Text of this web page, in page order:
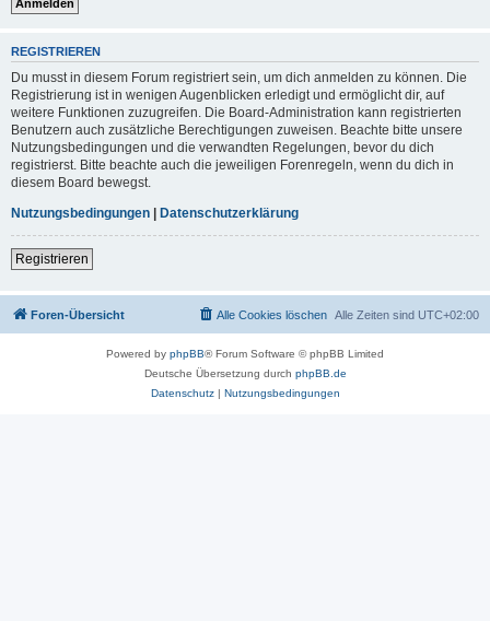
REGISTRIEREN
Du musst in diesem Forum registriert sein, um dich anmelden zu können. Die
Registrierung ist in wenigen Augenblicken erledigt und ermöglicht dir, auf
weitere Funktionen zuzugreifen. Die Board-Administration kann registrierten
Benutzern auch zusätzliche Berechtigungen zuweisen. Beachte bitte unsere
Nutzungsbedingungen und die verwandten Regelungen, bevor du dich
registrierst. Bitte beachte auch die jeweiligen Forenregeln, wenn du dich in
diesem Board bewegst.
Nutzungsbedingungen | Datenschutzerklärung
Registrieren
Foren-Übersicht Alle Zeiten sind UTC+02:00
Alle Cookies löschen
Powered by phpBB® Forum Software © phpBB Limited
Deutsche Übersetzung durch phpBB.de
Datenschutz| Nutzungsbedingungen